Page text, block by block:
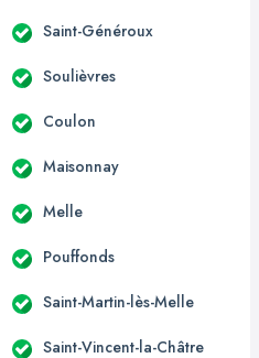
Saint-Généroux
Soulièvres
Coulon
Maisonnay
Melle
Pouffonds
Saint-Martin-lès-Melle
Saint-Vincent-la-Châtre